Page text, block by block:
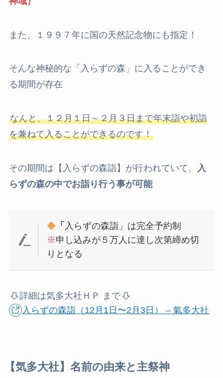
また、１９９７年に国の天然記念物にも指定！
そんな神秘的な「入らずの森」に入ることができ
る期間が存在
なんと、１２月１日～２月３日まで年末詣や初詣
を兼ねて入ることができるのです！
その期間は【入らずの森詣】が行われていて、
入
らずの森の中でお詣り行う事が可能
◆ 「 入らずの森詣」は完全予約制
※申し込みが５万人に達し次第締め切
り となる
詳細は気多大社ＨＰ
まで
入らずの森詣（12月1日〜2月3日） – 氣多大社
【気多大社】名前の由来と主祭神